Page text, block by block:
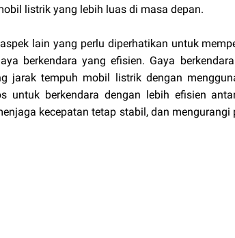
listrik yang lebih luas di masa depan.
lain yang perlu diperhatikan untuk
berkendara yang efisien. Gaya
jarak tempuh mobil listrik dengan
untuk berkendara dengan lebih efisien
kecepatan tetap stabil, dan mengurangi